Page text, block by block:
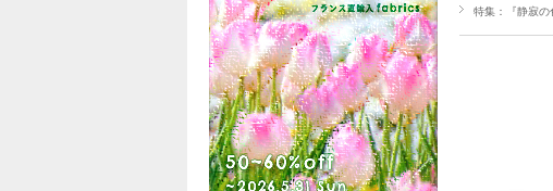
特集：『静寂の